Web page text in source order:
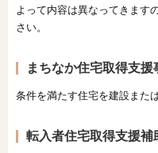
よって内容は異なってきます
さい。
まちなか住宅取得支援
条件を満たす住宅を建設また
転入者住宅取得支援補